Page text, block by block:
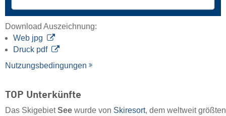
Download Auszeichnung:
Web jpg
Druck pdf
Nutzungsbedingungen
TOP Unterkünfte
Das SkigebietSee wurde von Skiresort, dem weltweit größten